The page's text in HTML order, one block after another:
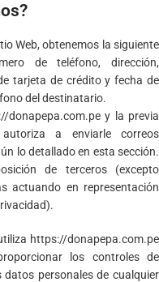
Web, obtenemos la siguiente
de teléfono, dirección,
tarjeta de crédito y fecha de
del destinatario.
donapepa.com.pe y la previa
a enviarle correos
lo detallado en esta sección.
de terceros (excepto
actuando en representación
https://donapepa.com.pe
los controles de
personales de cualquier